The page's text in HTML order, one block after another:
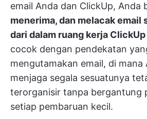
email Anda dan ClickUp, Anda
menerima, dan melacak email
dari dalam ruang kerja ClickUp
cocok dengan pendekatan
mengutamakan email, di mana
menjaga segala sesuatunya
terorganisir tanpa bergantung
setiap pembaruan kecil.